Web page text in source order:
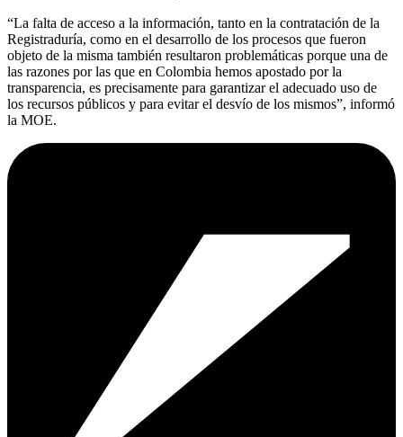
“La falta de acceso a la información, tanto en la contratación de la
Registraduría, como en el desarrollo de los procesos que fueron
objeto de la misma también resultaron problemáticas porque una de
las razones por las que en Colombia hemos apostado por la
transparencia, es precisamente para garantizar el adecuado uso de
los recursos públicos y para evitar el desvío de los mismos”, informó
la MOE.